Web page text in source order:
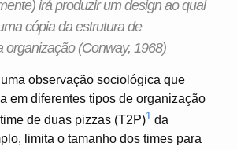
irá produzir um design ao qual
cópia da estrutura de
organização (Conway, 1968)
observação sociológica que
em diferentes tipos de organização
de duas pizzas (T2P)1 da
limita o tamanho dos times para